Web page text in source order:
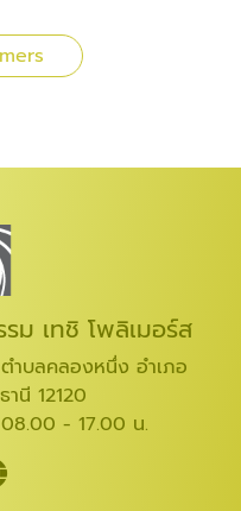
ม เทชิ โพลิเมอร์ส
ำบลคลองหนึ่ง อำเภอ
นี 12120
08.00 - 17.00 น.